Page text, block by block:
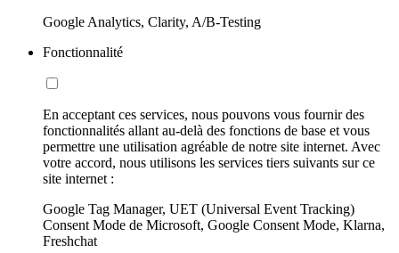
Google Analytics, Clarity, A/B-Testing
Fonctionnalité
En acceptant ces services, nous pouvons vous fournir des
fonctionnalités allant au-delà des fonctions de base et vous
permettre une utilisation agréable de notre site internet. Avec
votre accord, nous utilisons les services tiers suivants sur ce
site internet :
Google Tag Manager, UET (Universal Event Tracking)
Consent Mode de Microsoft, Google Consent Mode, Klarna,
Freshchat